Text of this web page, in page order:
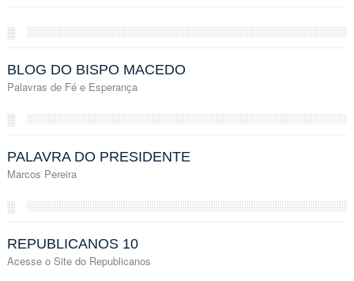
░
BLOG DO BISPO MACEDO
Palavras de Fé e Esperança
░
PALAVRA DO PRESIDENTE
Marcos Pereira
░
REPUBLICANOS 10
Acesse o Site do Republicanos